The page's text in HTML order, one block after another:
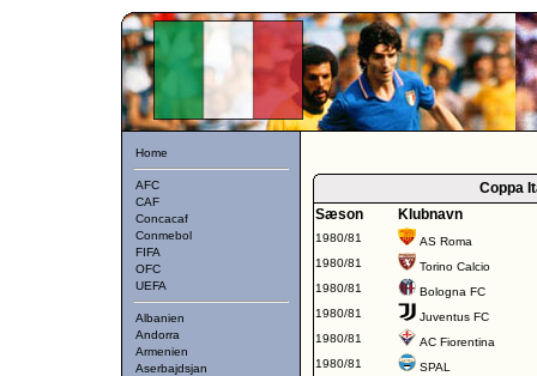
Home
AFC
CAF
Concacaf
Conmebol
FIFA
OFC
UEFA
Albanien
Andorra
Armenien
Aserbajdsjan
Coppa
Sæson
Klubnavn
1980/81
AS Roma
1980/81
Torino Calcio
1980/81
Bologna FC
1980/81
Juventus FC
1980/81
AC Fiorentina
1980/81
SPAL